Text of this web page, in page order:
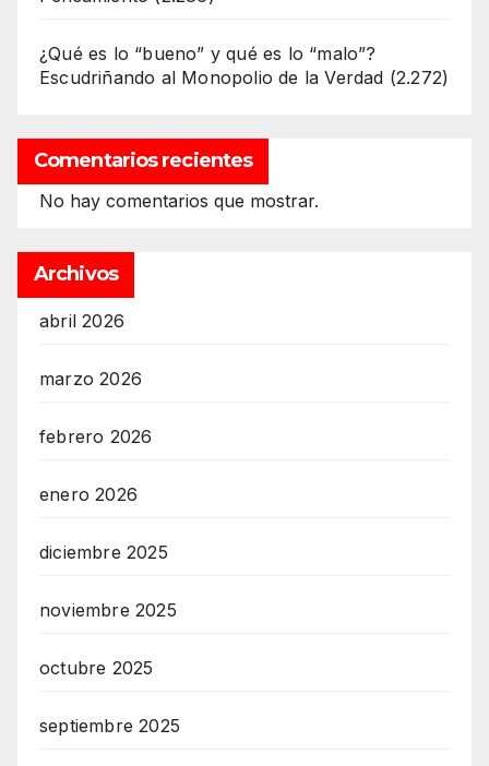
¿Qué es lo “bueno” y qué es lo “malo”?
Escudriñando al Monopolio de la Verdad (2.272)
Comentarios recientes
No hay comentarios que mostrar.
Archivos
abril 2026
marzo 2026
febrero 2026
enero 2026
diciembre 2025
noviembre 2025
octubre 2025
septiembre 2025